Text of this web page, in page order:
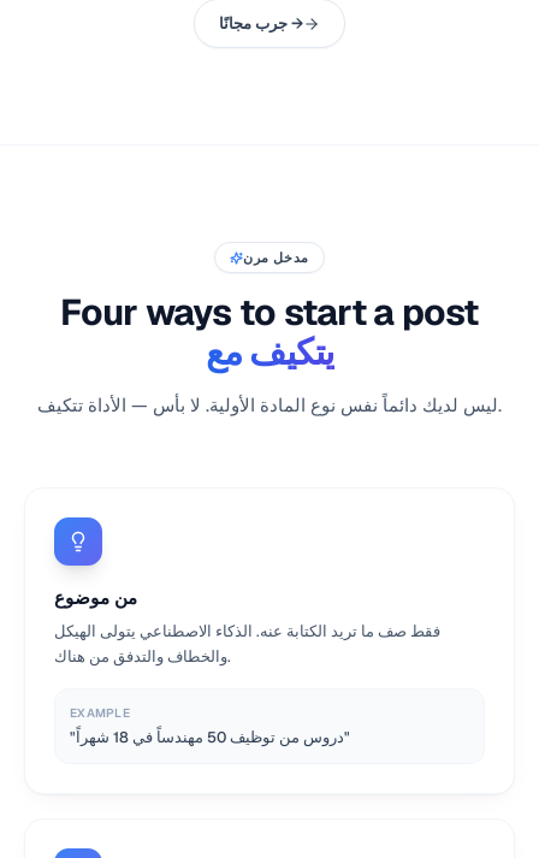
جرب مجانًا →
مدخل مرن
Four ways to start a post
يتكيف مع
ليس لديك دائماً نفس نوع المادة الأولية. لا بأس — الأداة تتكيف.
من موضوع
فقط صف ما تريد الكتابة عنه. الذكاء الاصطناعي يتولى الهيكل
والخطاف والتدفق من هناك.
EXAMPLE
"دروس من توظيف 50 مهندساً في 18 شهراً"